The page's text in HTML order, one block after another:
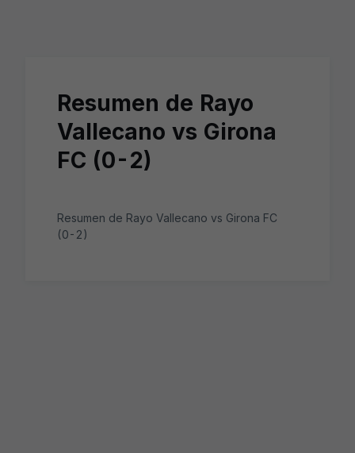
Resumen de Rayo
Vallecano vs Girona
FC (0-2)
Resumen de Rayo Vallecano vs Girona FC
(0-2)